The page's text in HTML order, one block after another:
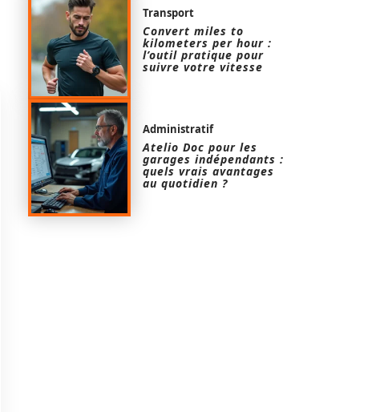
Transport
Convert miles to
kilometers per hour :
l’outil pratique pour
suivre votre vitesse
Administratif
Atelio Doc pour les
garages indépendants :
quels vrais avantages
au quotidien ?